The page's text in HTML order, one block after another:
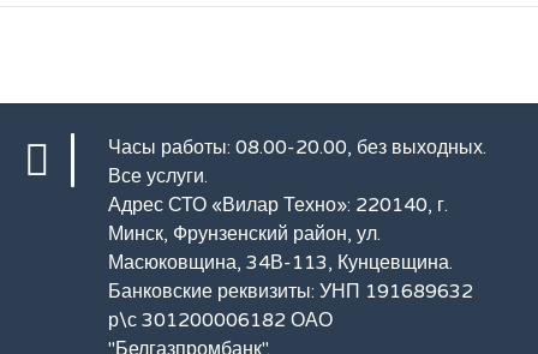
Часы работы: 08.00-20.00, без выходных.
Все услуги.
Адрес СТО «Вилар Техно»: 220140, г.
Минск, Фрунзенский район, ул.
Масюковщина, 34В-113, Кунцевщина.
Банковские реквизиты: УНП 191689632
р\с 301200006182 ОАО
"Белгазпромбанк".